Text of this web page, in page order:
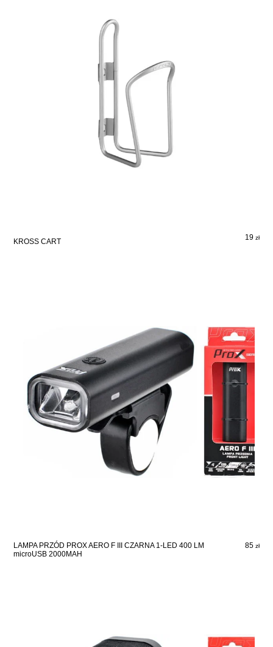
KROSS CART
19 zł
LAMPA PRZÓD PROX AERO F III CZARNA 1-LED 400 LM
microUSB 2000MAH
85 zł